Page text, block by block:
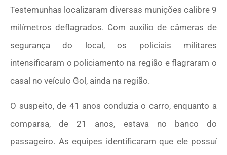
Testemunhas localizaram diversas munições calibre 9
milímetros deflagrados. Com auxílio de câmeras de
segurança do local, os policiais militares
intensificaram o policiamento na região e flagraram o
casal no veículo Gol, ainda na região.
O suspeito, de 41 anos conduzia o carro, enquanto a
comparsa, de 21 anos, estava no banco do
passageiro. As equipes identificaram que ele possuí